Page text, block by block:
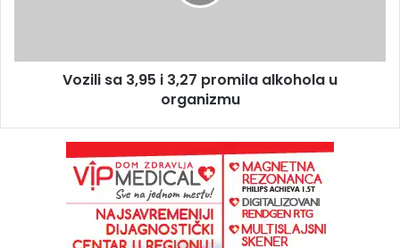
Vozili sa 3,95 i 3,27 promila alkohola u
organizmu